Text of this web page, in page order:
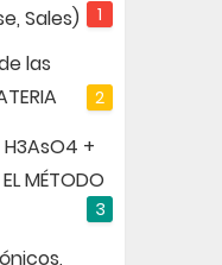
Sales)
las
+
MÉTODO